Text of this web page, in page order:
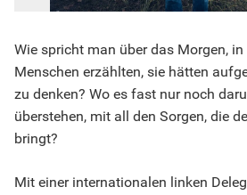
Wie spricht man über das Morgen,
Menschen erzählten, sie hätten
zu denken? Wo es fast nur noch
überstehen, mit all den Sorgen, die
bringt?
Mit einer internationalen linken